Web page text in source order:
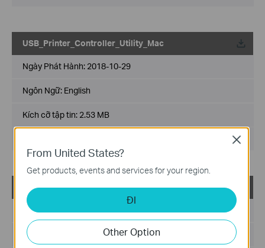
USB_Printer_Controller_Utility_Mac
Về
Ngày Phát Hành: 2018-10-29
Ngôn Ngữ: English
Kích cỡ tập tin: 2.53 MB
USB_Printer_Controller_Utility_Windows
Ngày Phát Hành:
Ngôn Ngữ:
From United States?
Get products, events and services for your region.
ĐI
Other Option
Close